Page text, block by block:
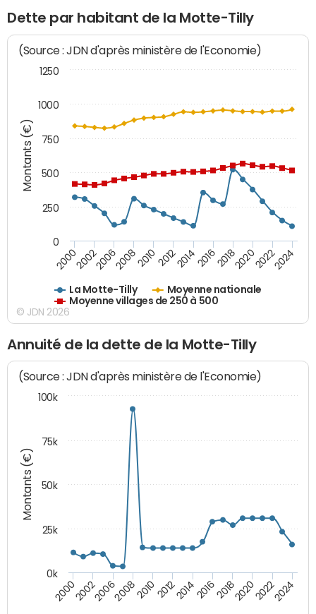
Dette par habitant de la Motte-Tilly
Montants (€)
(Source : JDN d'après ministère de l'Economie)
La Motte-Tilly
Moyenne nationale
Moyenne villages de 250 à 500
200020022006200820102012201420162018202020222024
0
250
500
750
1000
1250
© JDN 2026
Annuité de la dette de la Motte-Tilly
Montants (€)
(Source : JDN d'après ministère de l'Economie)
200020022006200820102012201420162018202020222024
0k
25k
50k
75k
100k